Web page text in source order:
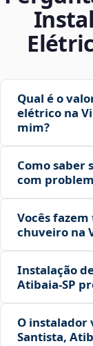
Qual é o
elétrico na
mim?
Como saber
com
Vocês
chuveiro na
Instalação
Atibaia‑SP
O instalador
Santista,